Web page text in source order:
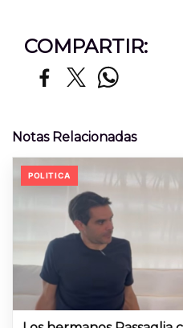
COMPARTIR:
Notas Relacionadas
POLITICA